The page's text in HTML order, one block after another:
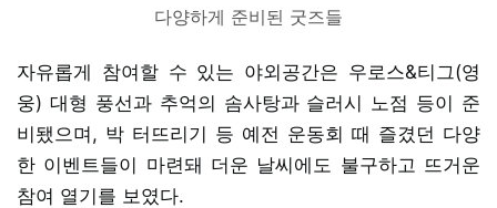
다양하게 준비된 굿즈들
자유롭게 참여할 수 있는 야외공간은 우로스&티그(영
웅) 대형 풍선과 추억의 솜사탕과 슬러시 노점 등이 준
비됐으며, 박 터뜨리기 등 예전 운동회 때 즐겼던 다양
한 이벤트들이 마련돼 더운 날씨에도 불구하고 뜨거운
참여 열기를 보였다.